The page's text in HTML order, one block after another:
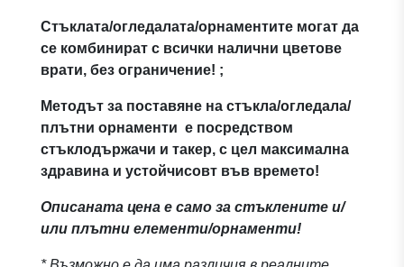
Стъклата/огледалата/орнаментите могат да
се комбинират с всички налични цветове
врати, без ограничение! ;
Методът за поставяне на стъкла/огледала/
плътни орнаменти е посредством
стъклодържачи и такер, с цел максимална
здравина и устойчисовт във времето!
Описаната цена е само за стъклените и/
или плътни елементи/орнаменти!